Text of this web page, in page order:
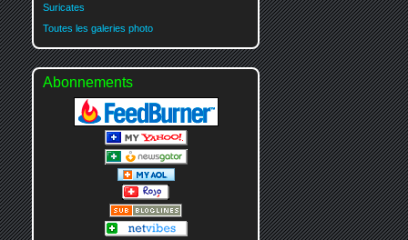
Suricates
Toutes les galeries photo
Abonnements